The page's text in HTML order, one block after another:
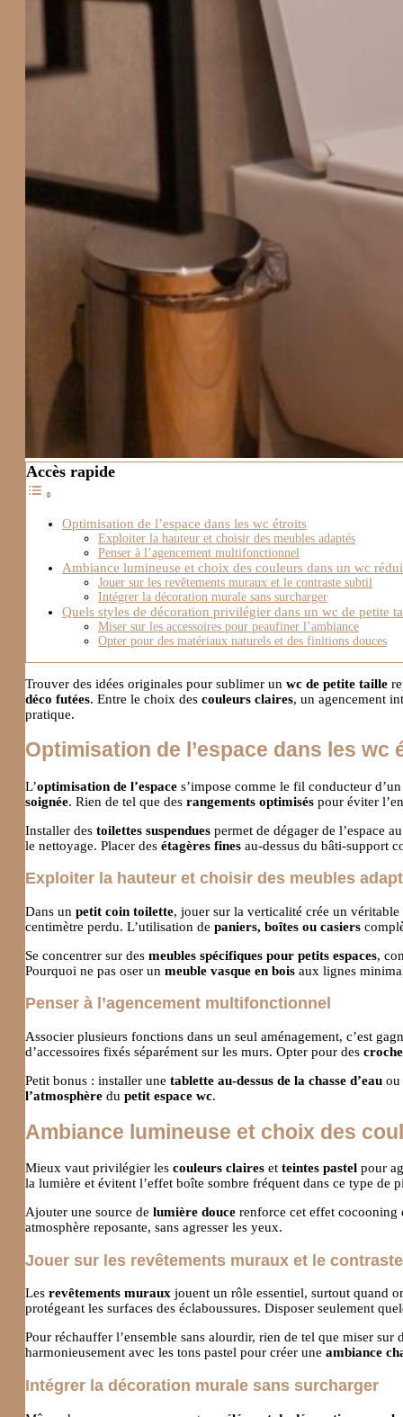
Accès rapide
Optimisation de l’espace dans les wc étroits
Exploiter la hauteur et choisir des meubles adaptés
Penser à l’agencement multifonctionnel
Ambiance lumineuse et choix des couleurs dans un wc
Jouer sur les revêtements muraux et le contraste subtil
Intégrer la décoration murale sans surcharger
Quels styles de décoration privilégier dans un wc de petite
Miser sur les accessoires pour peaufiner l’ambiance
Opter pour des matériaux naturels et des finitions douces
Trouver des idées originales pour sublimer un wc de petite taille
déco futées. Entre le choix des couleurs claires, un agencement
pratique.
Optimisation de l’espace dans les wc
L’optimisation de l’espace s’impose comme le fil conducteur
soignée. Rien de tel que des rangements optimisés pour éviter
Installer des toilettes suspendues permet de dégager de l’espace
le nettoyage. Placer des étagères fines au-dessus du bâti-support
Exploiter la hauteur et choisir des meubles
Dans un petit coin toilette, jouer sur la verticalité crée un
centimètre perdu. L’utilisation de paniers, boîtes ou casiers
Se concentrer sur des meubles spécifiques pour petits espaces,
Pourquoi ne pas oser un meuble vasque en bois aux lignes
Penser à l’agencement multifonctionnel
Associer plusieurs fonctions dans un seul aménagement, c’est
d’accessoires fixés séparément sur les murs. Opter pour des
Petit bonus : installer une tablette au-dessus de la chasse d’eau ou
l’atmosphère du petit espace wc.
Ambiance lumineuse et choix des
Mieux vaut privilégier les couleurs claires et teintes pastel pour
la lumière et évitent l’effet boîte sombre fréquent dans ce type de
Ajouter une source de lumière douce renforce cet effet
atmosphère reposante, sans agresser les yeux.
Jouer sur les revêtements muraux et le
Les revêtements muraux jouent un rôle essentiel, surtout quand
protégeant les surfaces des éclaboussures. Disposer seulement
Pour réchauffer l’ensemble sans alourdir, rien de tel que miser sur
harmonieusement avec les tons pastel pour créer une ambiance
Intégrer la décoration murale sans surcharger